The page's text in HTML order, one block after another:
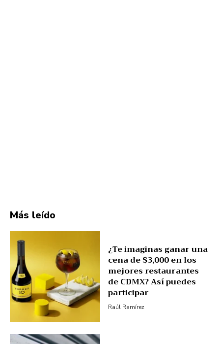
Más leído
¿Te imaginas ganar una
cena de $3,000 en los
mejores restaurantes
de CDMX? Así puedes
participar
Raúl Ramírez